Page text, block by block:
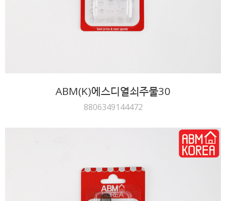
ABM(K)에스디열쇠주물30
8806349144472